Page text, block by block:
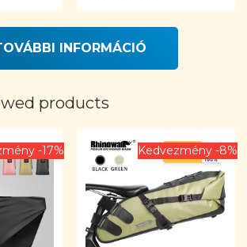
INFORMÁCIÓ
products
-17% Kedvezmény -8%